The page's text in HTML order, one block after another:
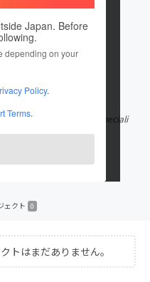
Japan. Before
depending on your
Policy.
Terms.
orthodontic practice speciali
ェクト 0
トはまだありません。